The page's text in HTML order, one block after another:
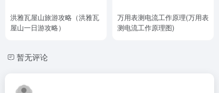
洪雅瓦屋山旅游攻略（洪雅瓦
屋山一日游攻略）
万用表测电流工作原理(万用表
测电流工作原理图)
暂无评论